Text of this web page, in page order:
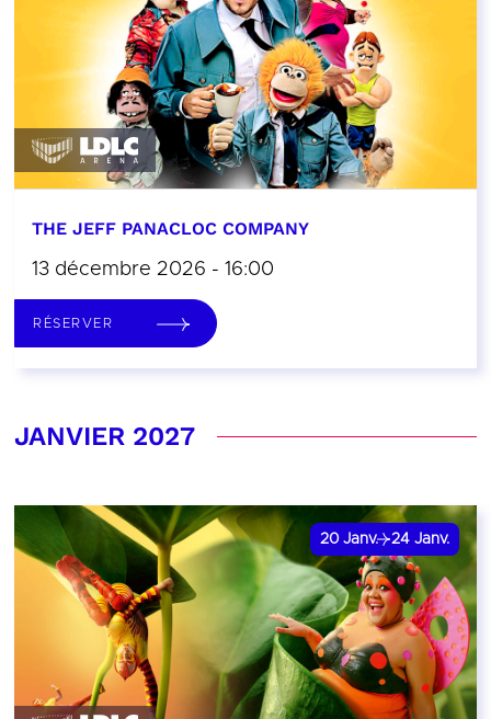
THE JEFF PANACLOC COMPANY
13 décembre 2026 - 16:00
RÉSERVER
JANVIER 2027
20 Janv. 24 Janv.